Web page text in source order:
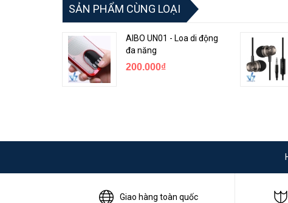
SẢN PHẨM CÙNG LOẠI
AIBO UN01 - Loa di động
đa năng
200.000₫
Giao hàng toàn quốc